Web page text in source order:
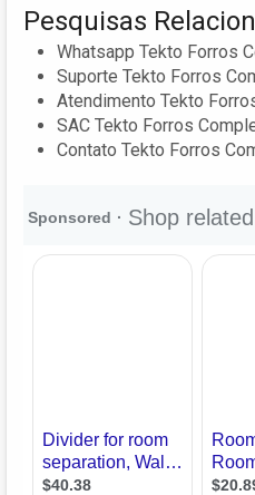
Pesquisas
Whatsapp Tekto Forros
Suporte Tekto Forros
Atendimento Tekto
SAC Tekto Forros
Contato Tekto Forros